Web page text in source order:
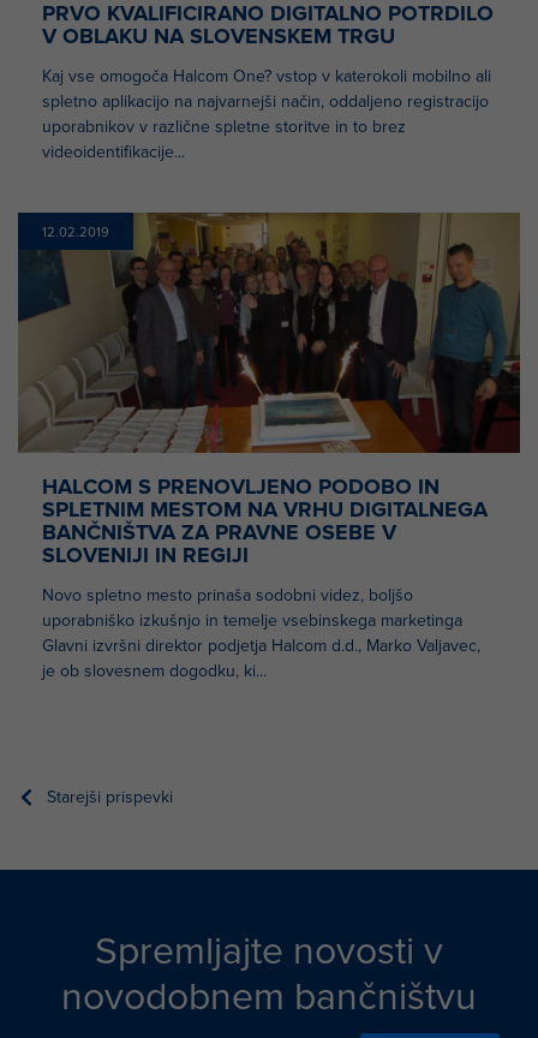
PRVO KVALIFICIRANO DIGITALNO POTRDILO
V OBLAKU NA SLOVENSKEM TRGU
Kaj vse omogoča Halcom One? vstop v katerokoli mobilno ali
spletno aplikacijo na najvarnejši način, oddaljeno registracijo
uporabnikov v različne spletne storitve in to brez
videoidentifikacije...
12.02.2019
HALCOM S PRENOVLJENO PODOBO IN
SPLETNIM MESTOM NA VRHU DIGITALNEGA
BANČNIŠTVA ZA PRAVNE OSEBE V
SLOVENIJI IN REGIJI
Novo spletno mesto prinaša sodobni videz, boljšo
uporabniško izkušnjo in temelje vsebinskega marketinga
Glavni izvršni direktor podjetja Halcom d.d., Marko Valjavec,
je ob slovesnem dogodku, ki...
Navigacija prispevkov
Starejši prispevki
Spremljajte novosti v
novodobnem bančništvu